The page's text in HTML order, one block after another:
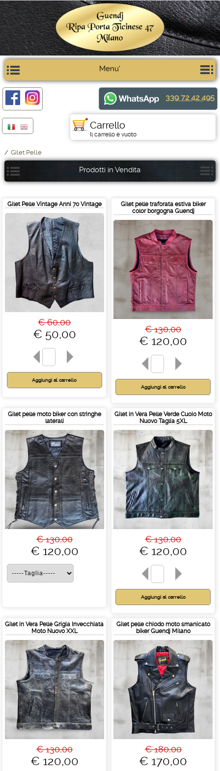
Menu'
339 72 42 495
Carrello
Il carrello è vuoto
/ Gilet Pelle
Prodotti in Vendita
Gilet Pelle Vintage Anni 70 Vintage
€ 60,00
€ 50,00
Gilet pelle traforata estiva biker
color borgogna Guendj
€ 130,00
€ 120,00
Gilet pelle moto biker con stringhe
laterali
€ 130,00
€ 120,00
Gilet in Vera Pelle Verde Cuoio Moto
Nuovo Taglia 5XL
€ 130,00
€ 120,00
Gilet in Vera Pelle Grigia Invecchiata
Moto Nuovo XXL
€ 130,00
€ 120,00
Gilet pelle chiodo moto smanicato
biker Guendj Milano
€ 180,00
€ 170,00